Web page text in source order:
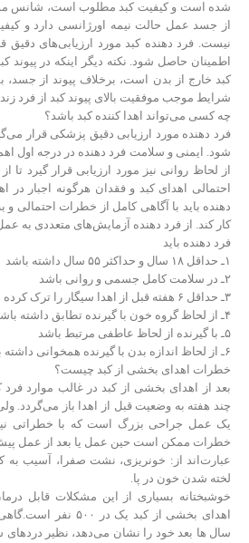
شده است و کیفیت کبد مطلوب است، شانس
از جسد عمل حالت نیمه اورژانسی دارد و
نیست. فرد دهنده کبد مورد ارزیابی‌های دقیق
اطمینان حاصل شود. نکته دیگر اینکه در پیوند
کبد خارج از بدن است، برخلاف پیوند از جسد،
شرایط موجب موفقیت بالای پیوند کبد از فرد
چه کسی می‌تواند اهدا کننده کبد باشد؟
فرد دهنده مورد ارزیابی دقیق پزشکی قرار
شود. ایمنی و سلامت فرد دهنده در درجه اول
از لحاظ روانی نیز مورد ارزیابی قرار گیرد
احتمالی اهدای کبد و فقدان هرگونه اجبار
دهنده باید با آگاهی کامل از خطرات احتمالی و
کار کند. از فرد دهنده آزمایش‌های متعددی به
فرد دهنده باید
۱ـ حداقل ۱۸ سال و حداکثر ۵۵ سال داشته باشد
۲ـ در سلامت کامل جسمی و روانی باشد
۳ـ حداقل ۶ هفته قبل از اهدا سیگار را ترک کرده باشد
۴ـ از لحاظ گروه خون با گیرنده تطابق داشته باشد
۵ـ با گیرنده از لحاظ عاطفی مرتبط باشد
۶ـ از لحاظ اندازه بدن با گیرنده همخوانی داشته باشد
خطرات اهدای بخشی از کبد چیست؟
بعد از اهدای بخشی از کبد در غالب موارد فرد
چند هفته به وضعیت قبل از اهدا باز می‌گردد.
یک عمل جراحی بزرگ است که با خطراتی
خطرات ممکن است حین عمل یا بعد از عمل پیش
عبارت‌اند از: خونریزی، نشت صفرا، آسیب به
لخته شدن خون در پا.
خوشبختانه بسیاری از این مشکلات قابل
اهدای بخشی از کبد یک
سال ها بعد خود را نشان می‌دهد، نظیر